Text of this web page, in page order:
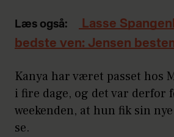
Læs også:
Lasse
bedste ven: Jensen
Kanya har været passet hos
i fire dage, og det var derfor
weekenden, at hun fik sin
se.